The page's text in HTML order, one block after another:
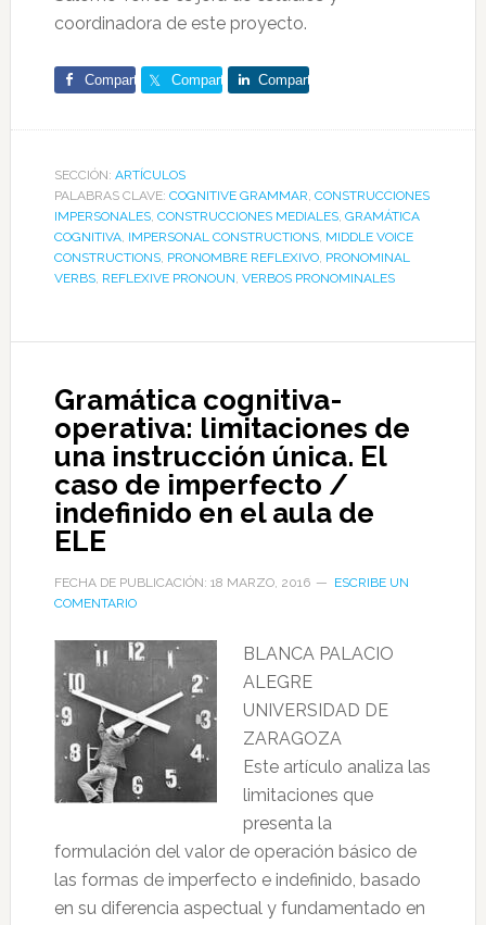
coordinadora de este proyecto.
Comparte Comparte Comparte
SECCIÓN: ARTÍCULOS
PALABRAS CLAVE: COGNITIVE GRAMMAR, CONSTRUCCIONES
IMPERSONALES, CONSTRUCCIONES MEDIALES, GRAMÁTICA
COGNITIVA, IMPERSONAL CONSTRUCTIONS, MIDDLE VOICE
CONSTRUCTIONS, PRONOMBRE REFLEXIVO, PRONOMINAL
VERBS, REFLEXIVE PRONOUN, VERBOS PRONOMINALES
Gramática cognitiva-
operativa: limitaciones de
una instrucción única. El
caso de imperfecto /
indefinido en el aula de
ELE
FECHA DE PUBLICACIÓN: 18 MARZO, 2016
ESCRIBE UN
COMENTARIO
BLANCA PALACIO
ALEGRE
UNIVERSIDAD DE
ZARAGOZA
Este artículo analiza las
limitaciones que
presenta la
formulación del valor de operación básico de
las formas de imperfecto e indefinido, basado
en su diferencia aspectual y fundamentado en